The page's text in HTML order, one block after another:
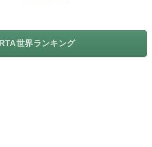
RTA世界ランキング